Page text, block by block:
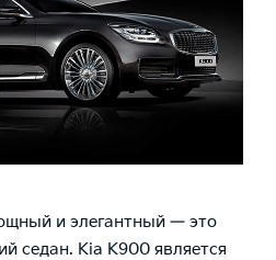
и элегантный — это
седан. Kia K900 является